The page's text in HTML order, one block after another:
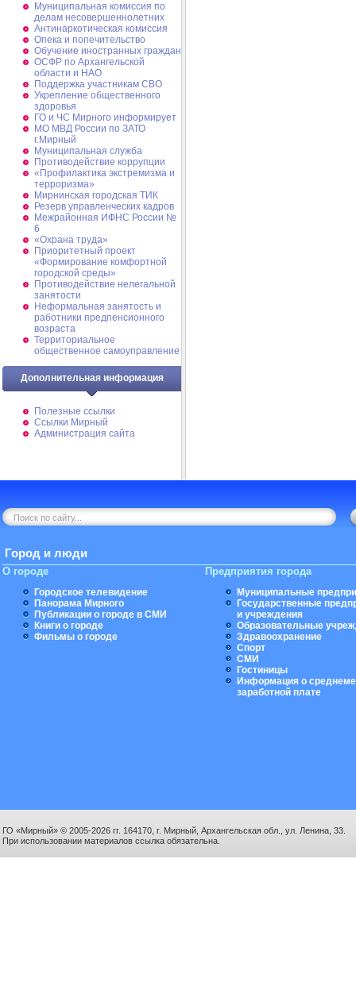
Муниципальная комиссия по
делам несовершеннолетних
Антинаркотическая комиссия
Опека и попечительство
Обучение иностранных граждан
ОСФР по Архангельской
области и НАО
Поддержка участникам СВО
Укрепление общественного
здоровья
ГО и ЧС Мирного информирует
МО МВД России по ЗАТО
г.Мирный
Муниципальная cлужба
Противодействие коррупции
«Профилактика экстремизма и
терроризма»
Мирнинская городская ТИК
Резерв управленческих кадров
Межрайонная ИФНС России №
6
«Охрана труда»
Приоритетный проект
«Формирование комфортной
городской среды»
Противодействие нелегальной
занятости
Неформальная занятость и
работники предпенсионного
возраста
Территориальное
общественное самоуправление
Дополнительная информация
Полезные ссылки
Ссылки Мирный
Администрация сайта
Город и люди
О городе
Городское телевидение
Панорама Мирного
Публикации о городе в СМИ
Книги о городе
Фильмы о городе
Предприятия города
Муниципальные
Государственные
и учреждения
Образовательные
Здравоохранение
Спорт
СМИ
Гостиницы
Информация о
заработной плате
ГО «Мирный» © 2005-2026 гг. 164170, г. Мирный, Архангельская обл., ул. Ленина, 33.
При использовании материалов ссылка обязательна.